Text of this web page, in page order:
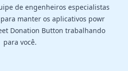
de engenheiros especialistas
manter os aplicativos powr
Donation Button trabalhando
para você.